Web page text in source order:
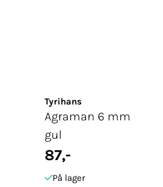
Tyrihans
Agraman 6 mm
gul
87,-
På lager